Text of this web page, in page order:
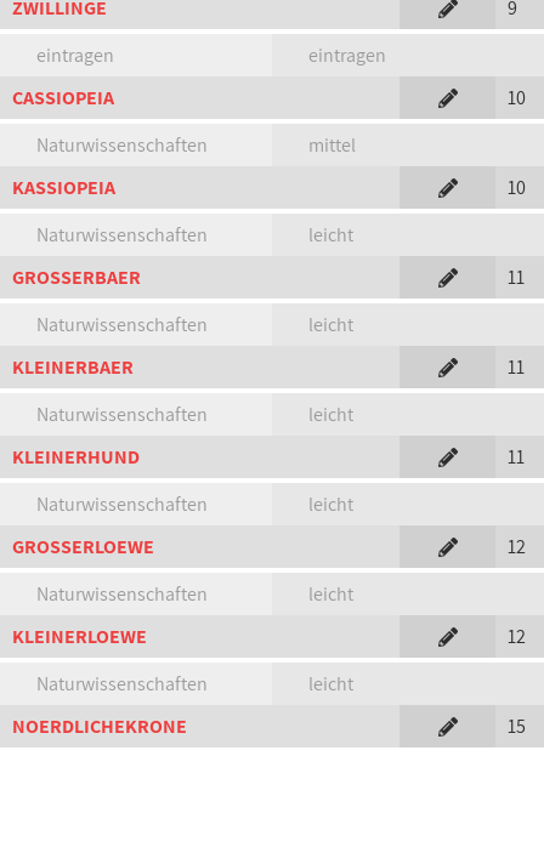
ZWILLINGE
9
eintragen
eintragen
CASSIOPEIA
10
Naturwissenschaften
mittel
KASSIOPEIA
10
Naturwissenschaften
leicht
GROSSERBAER
11
Naturwissenschaften
leicht
KLEINERBAER
11
Naturwissenschaften
leicht
KLEINERHUND
11
Naturwissenschaften
leicht
GROSSERLOEWE
12
Naturwissenschaften
leicht
KLEINERLOEWE
12
Naturwissenschaften
leicht
NOERDLICHEKRONE
15